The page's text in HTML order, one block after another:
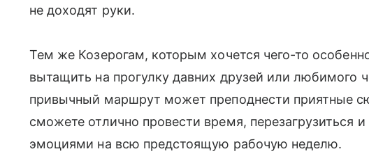
не доходят руки.
Тем же Козерогам, которым хочется чего-то
вытащить на прогулку давних друзей или любимого
привычный маршрут может преподнести приятные
сможете отлично провести время, перезагрузиться
эмоциями на всю предстоящую рабочую неделю.